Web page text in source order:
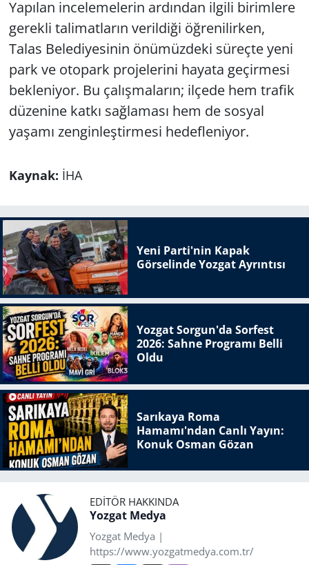
Yapılan incelemelerin ardından ilgili birimlere
gerekli talimatların verildiği öğrenilirken,
Talas Belediyesinin önümüzdeki süreçte yeni
park ve otopark projelerini hayata geçirmesi
bekleniyor. Bu çalışmaların; ilçede hem trafik
düzenine katkı sağlaması hem de sosyal
yaşamı zenginleştirmesi hedefleniyor.
Kaynak: İHA
Yeni Parti'nin Kapak
Görselinde Yozgat Ayrıntısı
Yozgat Sorgun'da Sorfest
2026: Sahne Programı Belli
Oldu
Sarıkaya Roma
Hamamı'ndan Canlı Yayın:
Konuk Osman Gözan
EDITÖR HAKKINDA
Yozgat Medya
Yozgat Medya |
https://www.yozgatmedya.com.tr/